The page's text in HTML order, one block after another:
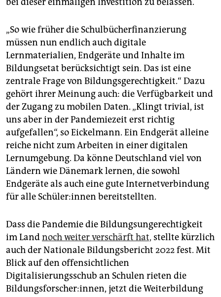
„So wie früher die Schulbücherfinanzierung
müssen nun endlich auch digitale
Lernmaterialien, Endgeräte und Inhalte im
Bildungsetat berücksichtigt sein. Das ist eine
zentrale Frage von Bildungsgerechtigkeit.“ Dazu
gehört ihrer Meinung auch: die Verfügbarkeit und
der Zugang zu mobilen Daten. „Klingt trivial, ist
uns aber in der Pandemiezeit erst richtig
aufgefallen“, so Eickelmann. Ein Endgerät alleine
reiche nicht zum Arbeiten in einer digitalen
Lernumgebung. Da könne Deutschland viel von
Ländern wie Dänemark lernen, die sowohl
Endgeräte als auch eine gute Internetverbindung
für alle Schü­le­r:in­nen bereitstellten.
Dass die Pandemie die Bildungsungerechtigkeit
im Landnoch weiter verschärft hat, stellte kürzlich
auch der Nationale Bildungsbericht 2022 fest. Mit
Blick auf den offensichtlichen
Digitalisierungsschub an Schulen rieten die
Bildungsforscher:innen, jetzt die Weiterbildung